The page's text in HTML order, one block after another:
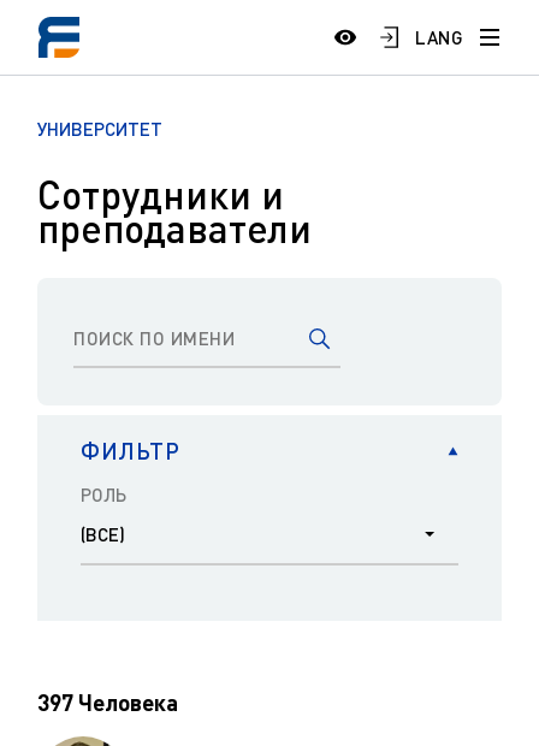
LANG
УНИВЕРСИТЕТ
Сотрудники и
преподаватели
ФИЛЬТР
(ВСЕ)
РОЛЬ
397 Человека